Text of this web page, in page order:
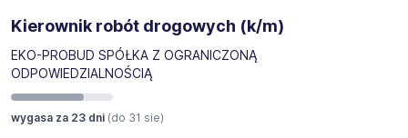
Kierownik robót drogowych (k/m)
EKO-PROBUD SPÓŁKA Z OGRANICZONĄ
ODPOWIEDZIALNOŚCIĄ
wygasa za 23 dni (do 31 sie)